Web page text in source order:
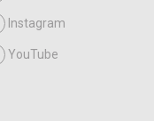
Instagram
YouTube